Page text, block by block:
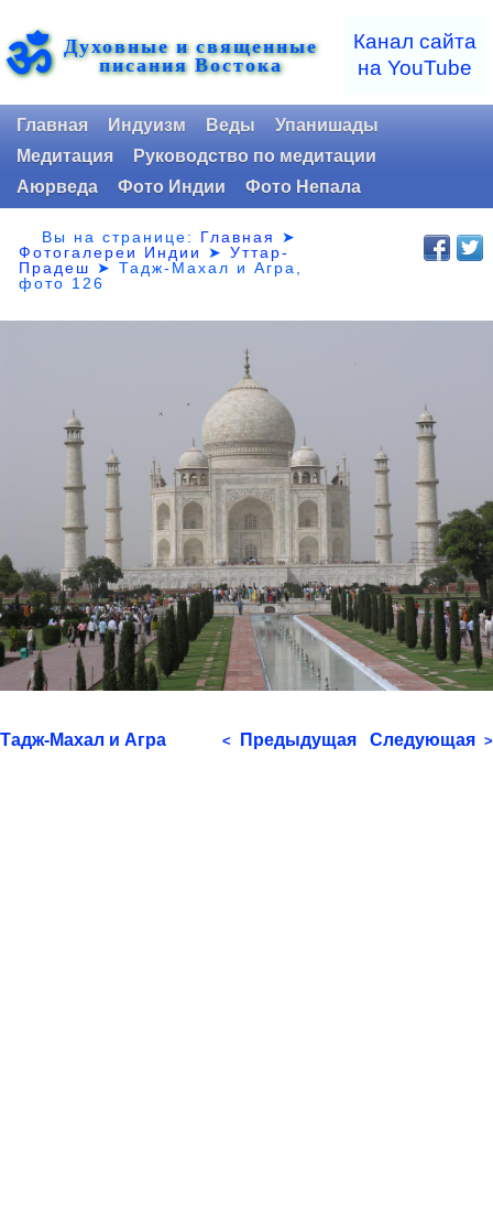
ॐ Духовные и священные
писания Востока
Канал сайта
на YouTube
Главная Индуизм Веды
Упанишады
Медитация
Руководство по медитации
Аюрведа
Фото Индии Фото Непала
Вы на странице: Главная
➤
Фотогалереи Индии
➤Уттар-
Прадеш ➤Тадж-Махал и Агра,
фото 126
Тадж-Махал и Агра < Предыдущая Следующая >